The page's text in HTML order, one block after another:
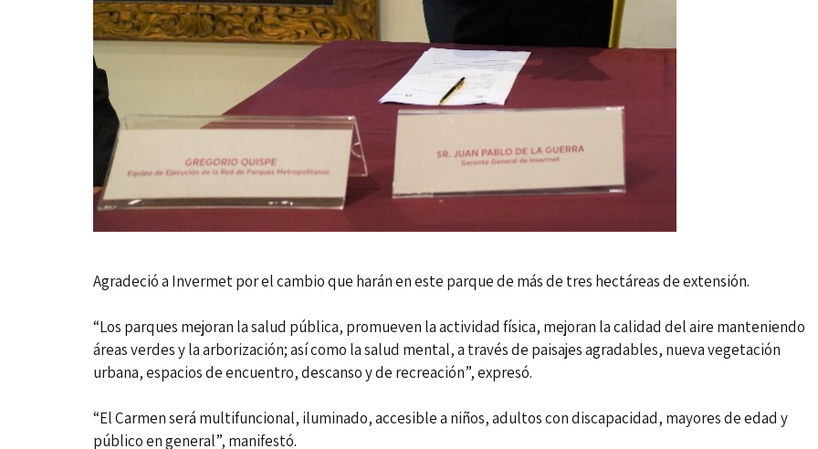
Agradeció a Invermet por el cambio que harán en este parque de más de tres hectáreas de extensión.
“Los parques mejoran la salud pública, promueven la actividad física, mejoran la calidad del aire manteniendo
áreas verdes y la arborización; así como la salud mental, a través de paisajes agradables, nueva vegetación
urbana, espacios de encuentro, descanso y de recreación”, expresó.
“El Carmen será multifuncional, iluminado, accesible a niños, adultos con discapacidad, mayores de edad y
público en general”, manifestó.